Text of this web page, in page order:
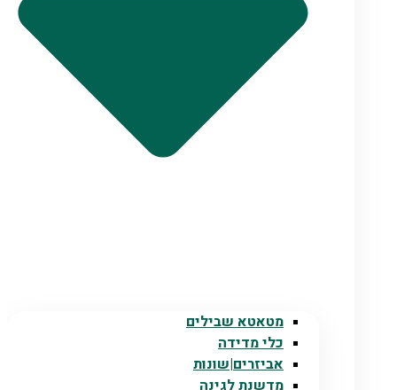
מטאטא שבילים
כלי מדידה
אביזרים|שונות
מדשנת לגינה